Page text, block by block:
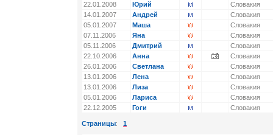
22.01.2008
Юрий
Словакия
14.01.2007
Андрей
Словакия
05.01.2007
Маша
Словакия
07.11.2006
Яна
Словакия
05.11.2006
Дмитрий
Словакия
22.10.2006
Анна
Словакия
26.01.2006
Светлана
Словакия
13.01.2006
Лена
Словакия
13.01.2006
Лиза
Словакия
05.01.2006
Лариса
Словакия
22.12.2005
Гоги Словакия
Страницы: 1